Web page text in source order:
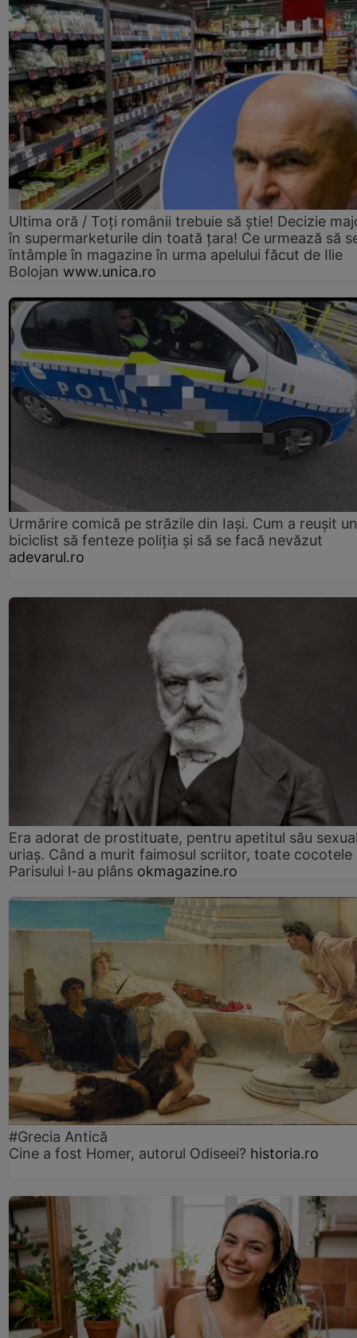
Ultima oră / Toți românii trebuie să știe! Decizie
în supermarketurile din toată țara! Ce urmează să
întâmple în magazine în urma apelului făcut de Ilie
Bolojan www.unica.ro
Urmărire comică pe străzile din Iași. Cum a reușit un
biciclist să fenteze poliția și să se facă nevăzut
adevarul.ro
Era adorat de prostituate, pentru apetitul său
uriaș. Când a murit faimosul scriitor, toate cocotele
Parisului l-au plâns okmagazine.ro
#Grecia Antică
Cine a fost Homer, autorul Odiseei? historia.ro